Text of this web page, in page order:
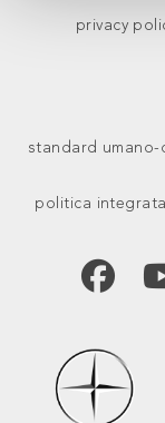
privacy
standard
politica integrata